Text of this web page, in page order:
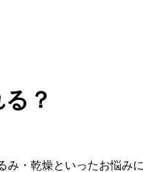
？
・乾燥といったお悩み